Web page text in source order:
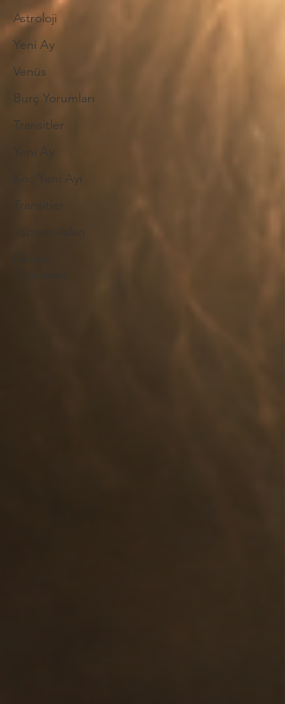
Astroloji
Yeni Ay
Venüs
Burç Yorumları
Transitler
Yeni Ay
Koç Yeni Ayı
Transitler